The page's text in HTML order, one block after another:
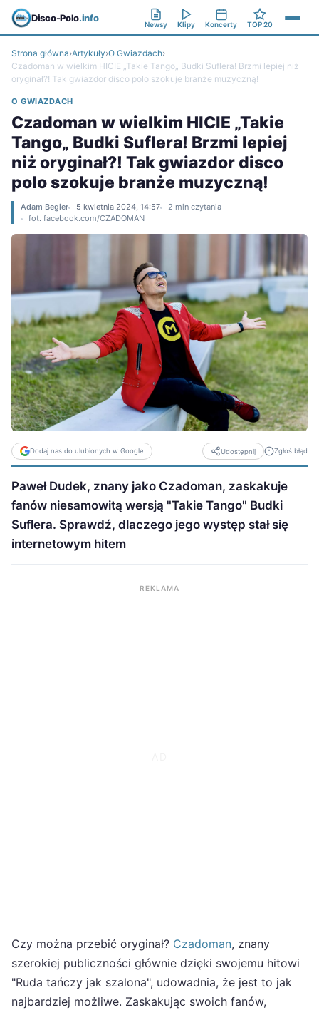
Disco-Polo.info
Newsy Klipy Koncerty TOP 20
Strona główna›Artykuły›O Gwiazdach›
Czadoman w wielkim HICIE „Takie Tango„ Budki Suflera! Brzmi lepiej niż
oryginał?! Tak gwiazdor disco polo szokuje branże muzyczną!
O GWIAZDACH
Czadoman w wielkim HICIE „Takie
Tango„ Budki Suflera! Brzmi lepiej
niż oryginał?! Tak gwiazdor disco
polo szokuje branże muzyczną!
Adam Begier 5 kwietnia 2024, 14:57
2 min czytania
fot. facebook.com/CZADOMAN
Dodaj nas do ulubionych w Google Udostępnij Zgłoś błąd
Paweł Dudek, znany jako Czadoman, zaskakuje
fanów niesamowitą wersją "Takie Tango" Budki
Suflera. Sprawdź, dlaczego jego występ stał się
internetowym hitem
REKLAMA
Czy można przebić oryginał? Czadoman, znany
szerokiej publiczności głównie dzięki swojemu hitowi
"Ruda tańczy jak szalona", udowadnia, że jest to jak
najbardziej możliwe. Zaskakując swoich fanów,